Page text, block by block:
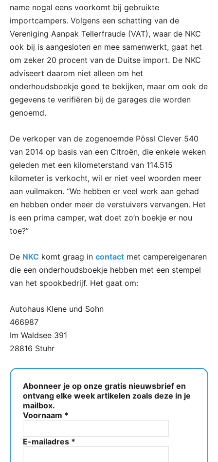
name nogal eens voorkomt bij gebruikte
importcampers. Volgens een schatting van de
Vereniging Aanpak Tellerfraude (VAT), waar de NKC
ook bij is aangesloten en mee samenwerkt, gaat het
om zeker 20 procent van de Duitse import. De NKC
adviseert daarom niet alleen om het
onderhoudsboekje goed te bekijken, maar om ook de
gegevens te verifiëren bij de garages die worden
genoemd.
De verkoper van de zogenoemde Pössl Clever 540
van 2014 op basis van een Citroën, die enkele weken
geleden met een kilometerstand van 114.515
kilometer is verkocht, wil er niet veel woorden meer
aan vuilmaken. “We hebben er veel werk aan gehad
en hebben onder meer de verstuivers vervangen. Het
is een prima camper, wat doet zo’n boekje er nou
toe?”
De NKC komt graag in contact met campereigenaren
die een onderhoudsboekje hebben met een stempel
van het spookbedrijf. Het gaat om:
Autohaus Klene und Sohn
466987
Im Waldsee 391
28816 Stuhr
Abonneer je op onze gratis nieuwsbrief en
ontvang elke week artikelen zoals deze in je
mailbox.
Voornaam *
E-mailadres *